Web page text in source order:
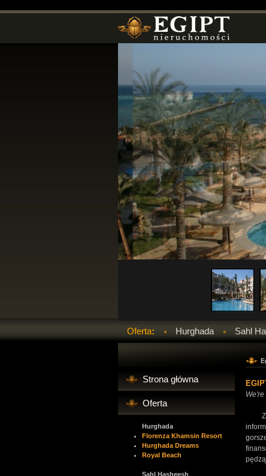
Oferta: Hurghada Sahl
Strona główna
Oferta
Hurghada
Florenza Khamsin Resort
Hurghada Dreams
Royal Beach
Sahl Hasheesh
Za